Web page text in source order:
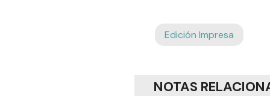
Edición Impresa
NOTAS